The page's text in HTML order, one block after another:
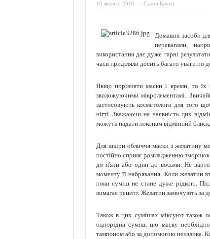
11
18 лютого 2016 - Салон Краси
Домашні засоби
перевагами,
використання дає дуже гарні
часи приділяли досить багато уваги по
Якщо порівняти маски і креми, то їх
зволожуючими мікролементамі.
застосовують косметологи для того
нігті. Зважаючи на наявність цих
можуть надати локонам відмінний
Для шкіри обличчя маски з желатину
постійно сприяє розгладженню
до п'яти або один до восьми. Не
моменту її набрякання. Коли желатин
поки суміш не стане дуже рідкою.
вимагає рецепт. Желатин замочують за
Також в цих сумішах міксуют також
однорідна суміш, цю маску
тампоном або за допомогою пензлика.